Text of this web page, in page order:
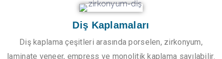
Diş Kaplamaları
Diş kaplama çeşitleri arasında porselen, zirkonyum,
laminate veneer, empress ve monolitik kaplama sayılabilir.